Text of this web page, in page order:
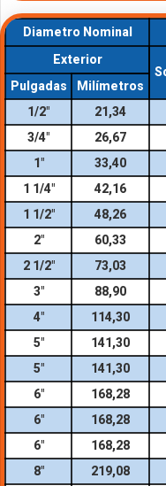
Diametro Nominal
Exterior
Pulgadas
Milímetros
1/2″
21,34
3/4″
26,67
1″
33,40
1 1/4″
42,16
1 1/2″
48,26
2″
60,33
2 1/2″
73,03
3″
88,90
4″
114,30
5″
141,30
5″
141,30
6″
168,28
6″
168,28
6″
168,28
8″
219,08